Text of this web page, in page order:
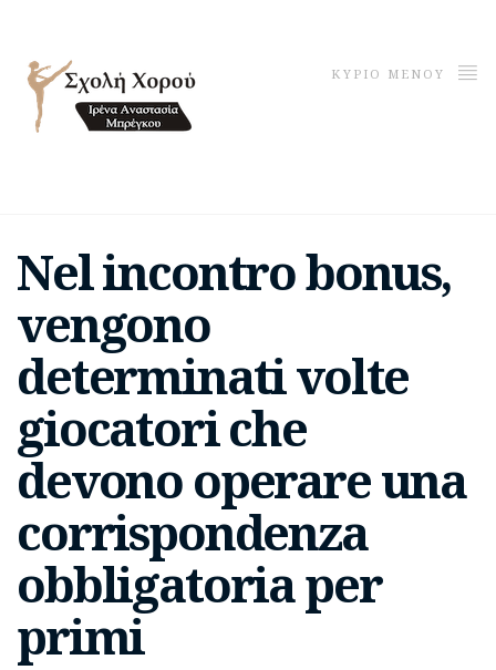
ΚΥΡΙΟ ΜΕΝΟΥ
Nel incontro bonus,
vengono
determinati volte
giocatori che
devono operare una
corrispondenza
obbligatoria per
primi